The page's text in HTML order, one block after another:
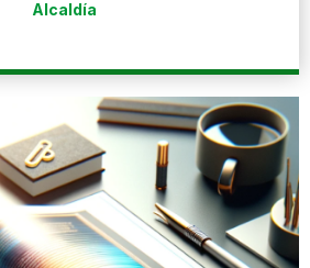
Alcaldía